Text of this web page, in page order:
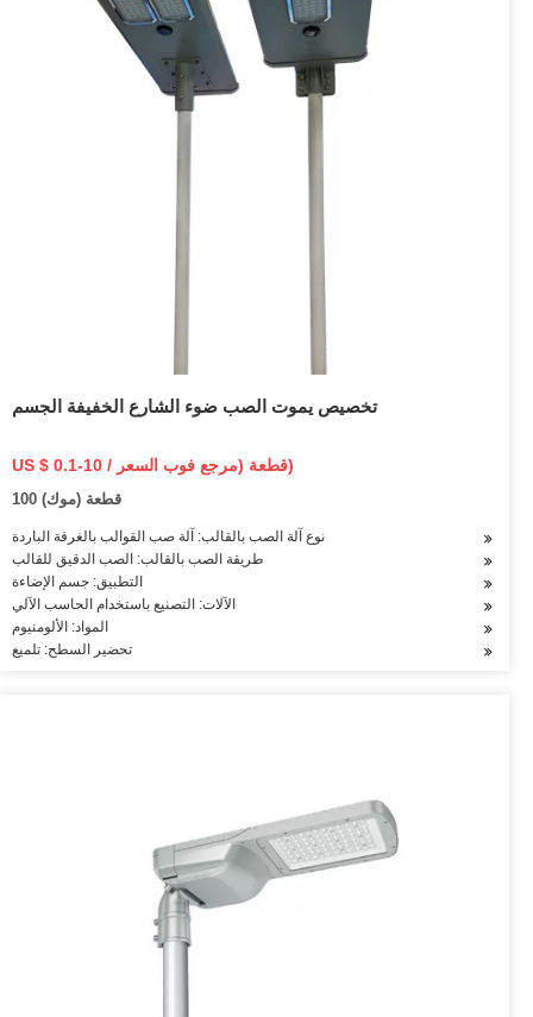
تخصيص يموت الصب ضوء الشارع الخفيفة الجسم
US $ 0.1-10 / قطعة (مرجع فوب السعر)
100 قطعة (موك)
نوع آلة الصب بالقالب: آلة صب القوالب بالغرفة الباردة
طريقة الصب بالقالب: الصب الدقيق للقالب
التطبيق: جسم الإضاءة
الآلات: التصنيع باستخدام الحاسب الآلي
المواد: الألومنيوم
تحضير السطح: تلميع